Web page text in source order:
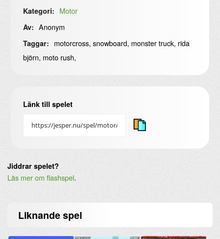
Kategori: Motor
Av: Anonym
Taggar: motorcross, snowboard, monster truck, rida
björn, moto rush,
Länk till spelet
Jiddrar spelet?
Läs mer om flashspel.
Liknandespel